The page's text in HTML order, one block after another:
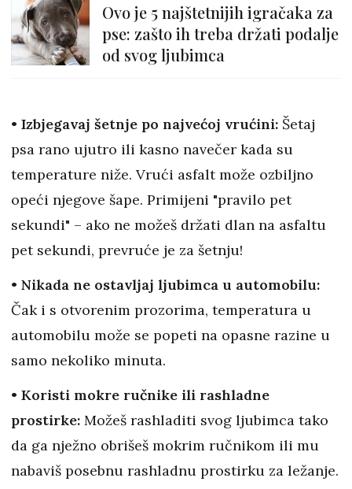
Ovo je 5 najštetnijih igračaka za
pse: zašto ih treba držati podalje
od svog ljubimca
• Izbjegavaj šetnje po najvećoj vrućini: Šetaj
psa rano ujutro ili kasno navečer kada su
temperature niže. Vrući asfalt može ozbiljno
opeći njegove šape. Primijeni "pravilo pet
sekundi" – ako ne možeš držati dlan na asfaltu
pet sekundi, prevruće je za šetnju!
• Nikada ne ostavljaj ljubimca u automobilu:
Čak i s otvorenim prozorima, temperatura u
automobilu može se popeti na opasne razine u
samo nekoliko minuta.
• Koristi mokre ručnike ili rashladne
prostirke: Možeš rashladiti svog ljubimca tako
da ga nježno obrišeš mokrim ručnikom ili mu
nabaviš posebnu rashladnu prostirku za ležanje.